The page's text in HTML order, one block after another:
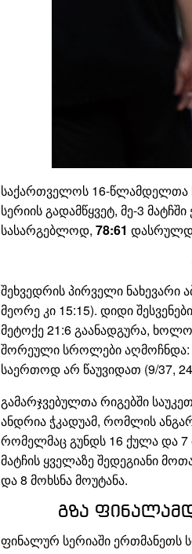
საქართველოს 16-წლამდელთა
სერიის გადამწყვეტ, მე-3
სასარგებლოდ, 78:61
შეხვედრის პირველი
მეორე კი 15:15). დიდი
მეტოქე 21:6 გაანადგურა,
შორეული სროლები აღმოჩნდა:
საერთოდ არ წაუვიდათ (9/37,
გამარჯვებულთა რიგებში
ანდრია ჭკადუამ, რომლის
რომელმაც გუნდს 16 ქულა და 7
მატჩის ყველაზე შედეგიანი
და 8 მოხსნა მოუტანა.
გზა
ფინალურ სერიაში ერთმანეთს